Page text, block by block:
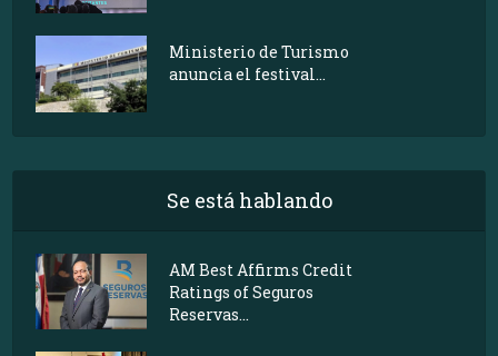
Ministerio de Turismo
anuncia el festival...
Se está hablando
AM Best Affirms Credit
Ratings of Seguros
Reservas...